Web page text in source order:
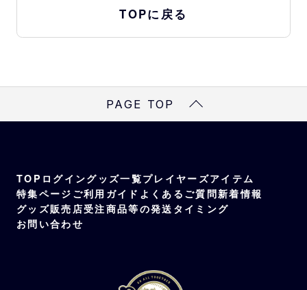
TOPに戻る
PAGE TOP
TOP ログイングッズ一覧プレイヤーズアイテム
特集ページ ご利用ガイド よくあるご質問新着情報
グッズ販売店受注商品等の発送タイミング
お問い合わせ